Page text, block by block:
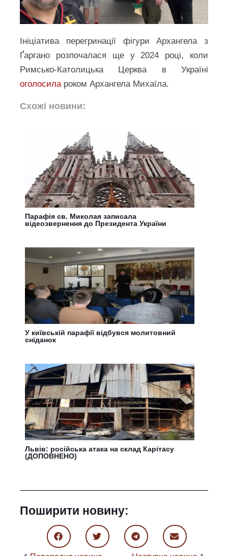
Ініціатива перегринації фігури Архангела з
Ґаргано розпочалася ще у 2024 році, коли
Римсько-Католицька Церква в Україні
оголосилароком Архангела Михаїла.
Схожі новини:
Парафія св. Миколая записала
відеозвернення до Президента України
У київській парафії відбувся молитовний
сніданок
Львів: російська атака на склад Карітасу
(ДОПОВНЕНО)
Поширити новину: